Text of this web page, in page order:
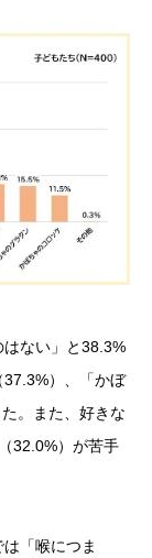
ない」と38.3%
）、「かぼ
。また、好きな
32.0%）が苦手
「喉につま